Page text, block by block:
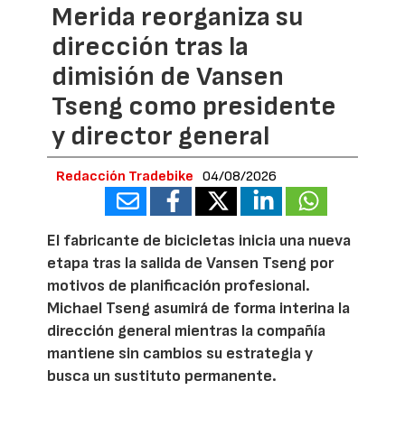
Merida reorganiza su
dirección tras la
dimisión de Vansen
Tseng como presidente
y director general
Redacción Tradebike 04/08/2026
El fabricante de bicicletas inicia una nueva
etapa tras la salida de Vansen Tseng por
motivos de planificación profesional.
Michael Tseng asumirá de forma interina la
dirección general mientras la compañía
mantiene sin cambios su estrategia y
busca un sustituto permanente.